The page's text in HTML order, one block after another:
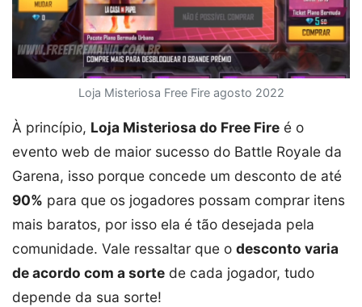
Loja Misteriosa Free Fire agosto 2022
À princípio, Loja Misteriosa do Free Fire é o
evento web de maior sucesso do Battle Royale da
Garena, isso porque concede um desconto de até
90% para que os jogadores possam comprar itens
mais baratos, por isso ela é tão desejada pela
comunidade. Vale ressaltar que o desconto varia
de acordo com a sorte de cada jogador, tudo
depende da sua sorte!